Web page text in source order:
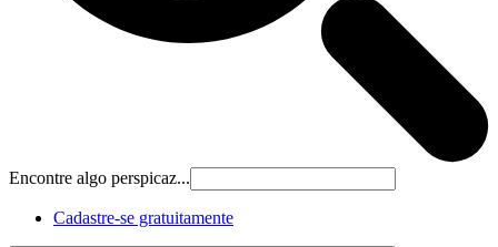
Encontre algo perspicaz...
Cadastre‐se gratuitamente